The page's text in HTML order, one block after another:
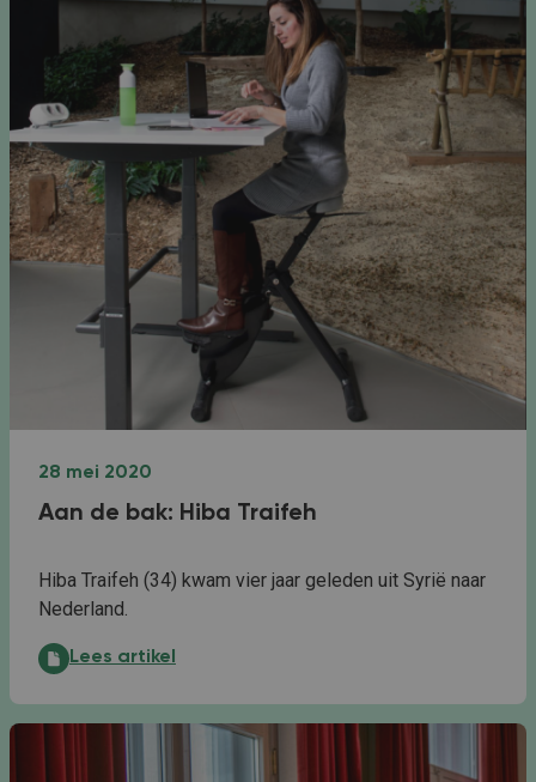
28 mei 2020
Aan de bak: Hiba Traifeh
Hiba Traifeh (34) kwam vier jaar geleden uit Syrië naar
Nederland.
Aan de bak: Hiba Traifeh:
Lees artikel